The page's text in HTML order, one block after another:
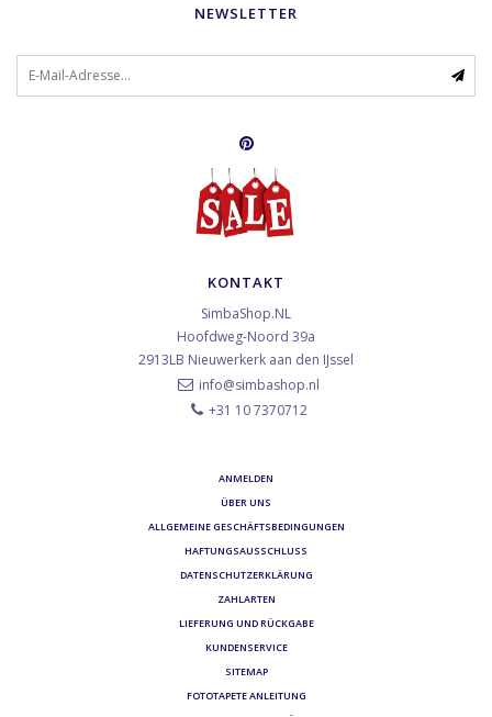
NEWSLETTER
KONTAKT
SimbaShop.NL
Hoofdweg-Noord 39a
2913LB Nieuwerkerk aan den IJssel
info@simbashop.nl
+31 10 7370712
ANMELDEN
ÜBER UNS
ALLGEMEINE GESCHÄFTSBEDINGUNGEN
HAFTUNGSAUSSCHLUSS
DATENSCHUTZERKLÄRUNG
ZAHLARTEN
LIEFERUNG UND RÜCKGABE
KUNDENSERVICE
SITEMAP
FOTOTAPETE ANLEITUNG